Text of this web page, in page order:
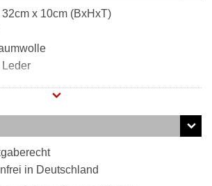
x 10cm (BxHxT)
Leder
in Deutschland